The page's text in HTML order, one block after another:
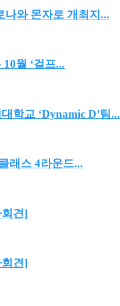
나와 몬자로 개최지...
월 ‘걸프...
학교 ‘Dynamic D’팀...
래스 4라운드...
견]
견]